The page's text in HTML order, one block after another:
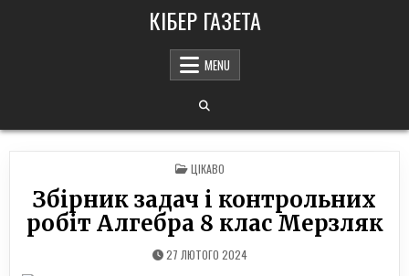
КІБЕР ГАЗЕТА
MENU
POSTED
IN
ЦІКАВО
Збірник задач і контрольних
робіт Алгебра 8 клас Мерзляк
27 ЛЮТОГО 2024